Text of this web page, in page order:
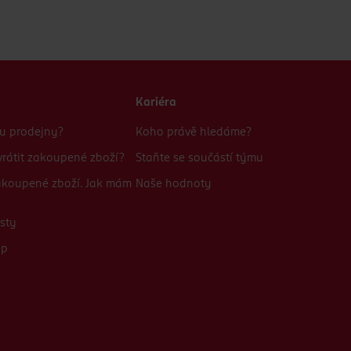
prodejny?
zakoupené zboží?
zboží. Jak mám
Kariéra
Koho právě hledáme?
Staňte se součástí týmu
Naše hodnoty